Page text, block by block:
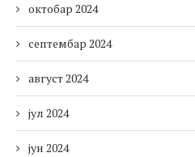
октобар 2024
септембар 2024
август 2024
јул 2024
јун 2024